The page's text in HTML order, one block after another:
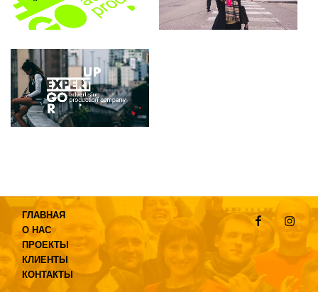
ГЛАВНАЯ
О НАС
ПРОЕКТЫ
КЛИЕНТЫ
КОНТАКТЫ
Facebook